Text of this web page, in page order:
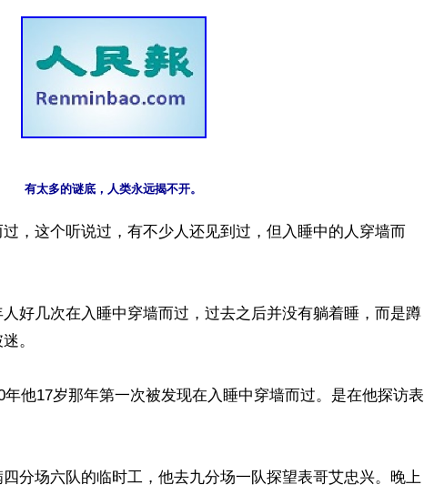
有太多的谜底，人类永远揭不开。
过，这个听说过，有不少人还见到过，但入睡中的人穿墙而
好几次在入睡中穿墙而过，过去之后并没有躺着睡，而是蹲
。
他17岁那年第一次被发现在入睡中穿墙而过。是在他探访表
分场六队的临时工，他去九分场一队探望表哥艾忠兴。晚上